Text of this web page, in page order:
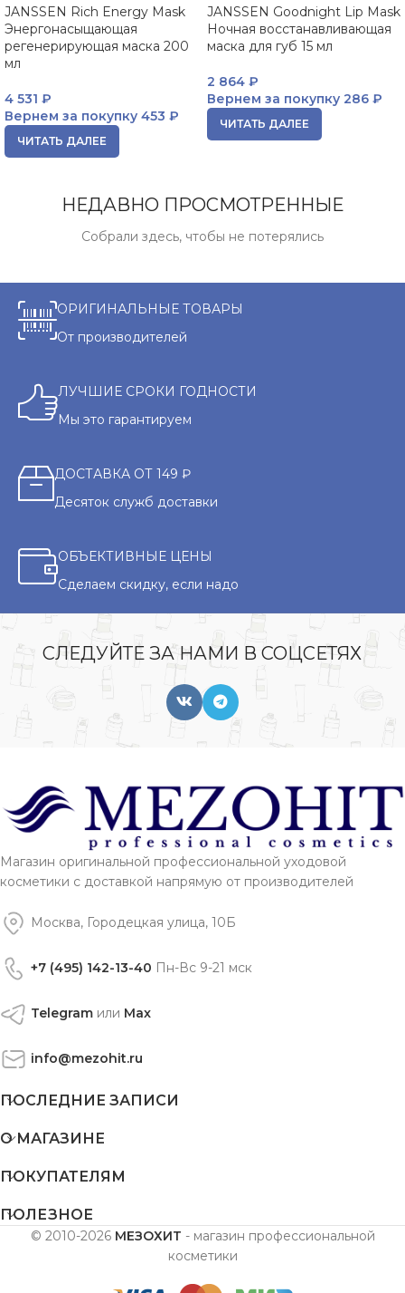
JANSSEN Rich Energy Mask
Энергонасыщающая
регенерирующая маска 200
мл
4 531 ₽
Вернем за покупку 453 ₽
ЧИТАТЬ ДАЛЕЕ
JANSSEN Goodnight Lip Mask
Ночная восстанавливающая
маска для губ 15 мл
2 864 ₽
Вернем за покупку 286 ₽
ЧИТАТЬ ДАЛЕЕ
НЕДАВНО ПРОСМОТРЕННЫЕ
Собрали здесь, чтобы не потерялись
ОРИГИНАЛЬНЫЕ ТОВАРЫ
От производителей
ЛУЧШИЕ СРОКИ ГОДНОСТИ
Мы это гарантируем
ДОСТАВКА ОТ 149 ₽
Десяток служб доставки
ОБЪЕКТИВНЫЕ ЦЕНЫ
Сделаем скидку, если надо
СЛЕДУЙТЕ ЗА НАМИ В СОЦСЕТЯХ
Магазин оригинальной профессиональной уходовой
косметики с доставкой напрямую от производителей
Москва, Городецкая улица, 10Б
+7 (495) 142-13-40 Пн-Вс 9-21 мск
Telegram или Max
info@mezohit.ru
ПОСЛЕДНИЕ ЗАПИСИ
О МАГАЗИНЕ
ПОКУПАТЕЛЯМ
ПОЛЕЗНОЕ
© 2010-2026 МЕЗОХИТ - магазин профессиональной
косметики